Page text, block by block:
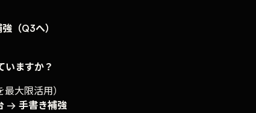
（Q3へ）
いますか？
大限活用）
→ 手書き補強